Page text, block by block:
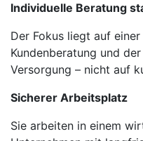
Individuelle Beratung
Der Fokus liegt auf
Kundenberatung und
Versorgung – nicht auf
Sicherer Arbeitsplatz
Sie arbeiten in einem